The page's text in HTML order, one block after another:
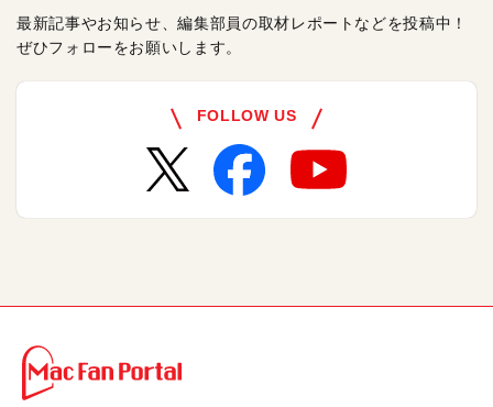
最新記事やお知らせ、編集部員の取材レポートなどを投稿中！
ぜひフォローをお願いします。
FOLLOW US